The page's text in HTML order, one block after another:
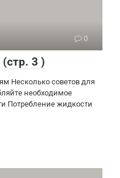
0
3 )
Несколько советов для
необходимое
Потребление жидкости